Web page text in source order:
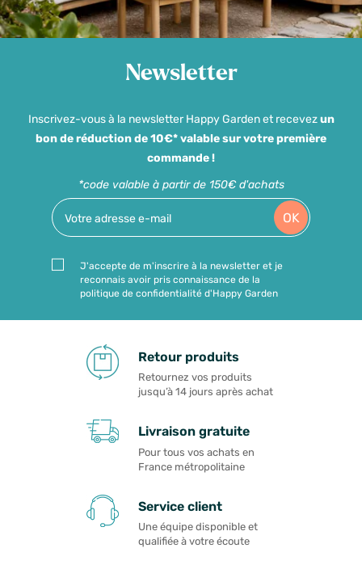
Newsletter
Inscrivez-vous à la newsletter Happy Garden et recevezun
bon de réduction de 10€* valable sur votre première
commande !
*code valable à partir de 150€ d'achats
OK
J'accepte de m'inscrire à la newsletter et je
reconnais avoir pris connaissance de la
politique de confidentialité d'Happy Garden
Retour produits
Retournez vos produits
jusqu’à 14 jours après achat
Livraison gratuite
Pour tous vos achats en
France métropolitaine
Service client
Une équipe disponible et
qualifiée à votre écoute